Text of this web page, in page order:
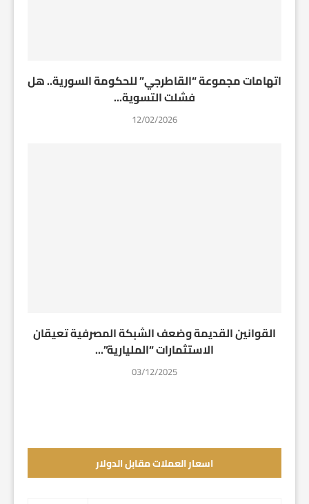
اتهامات مجموعة “القاطرجي” للحكومة السورية.. هل
فشلت التسوية...
12/02/2026
القوانين القديمة وضعف الشبكة المصرفية تعيقان
الاستثمارات “المليارية”...
03/12/2025
اسعار العملات مقابل الدولار